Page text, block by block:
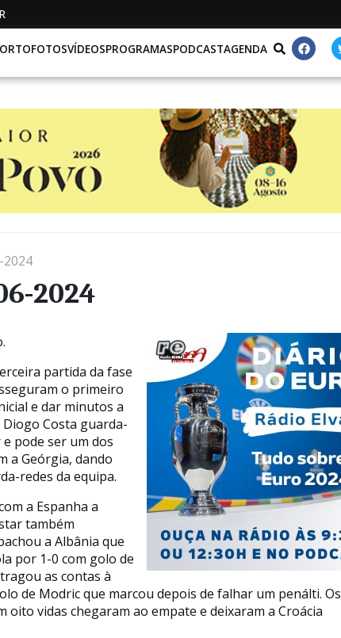
FOTOSVÍDEOSPROGRAMASPODCASTAGENDA
2024
partida da fase
o primeiro
e dar minutos a
Costa guarda-
pode ser um dos
a Geórgia, dando
redes da equipa.
a Espanha a
também
a Albânia que
por 1-0 com golo de
as contas à
de Modric que marcou depois de falhar um penálti. Os
oito vidas chegaram ao empate e deixaram a Croácia